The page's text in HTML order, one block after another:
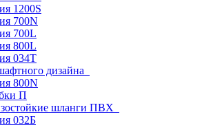
1200S
700N
700L
800L
034T
дизайна
800N
П
шланги ПВХ
032Б